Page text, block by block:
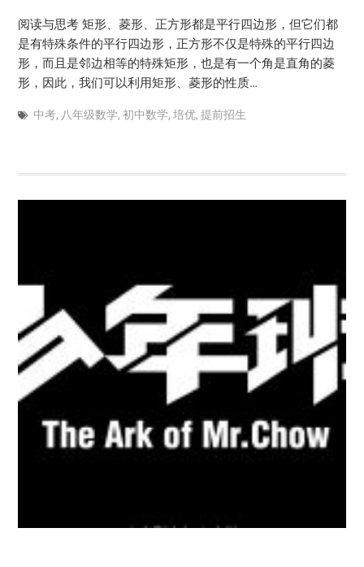
阅读与思考 矩形、菱形、正方形都是平行四边形，但它们都
是有特殊条件的平行四边形，正方形不仅是特殊的平行四边
形，而且是邻边相等的特殊矩形，也是有一个角是直角的菱
形，因此，我们可以利用矩形、菱形的性质…
中考, 八年级数学, 初中数学, 培优, 提前招生